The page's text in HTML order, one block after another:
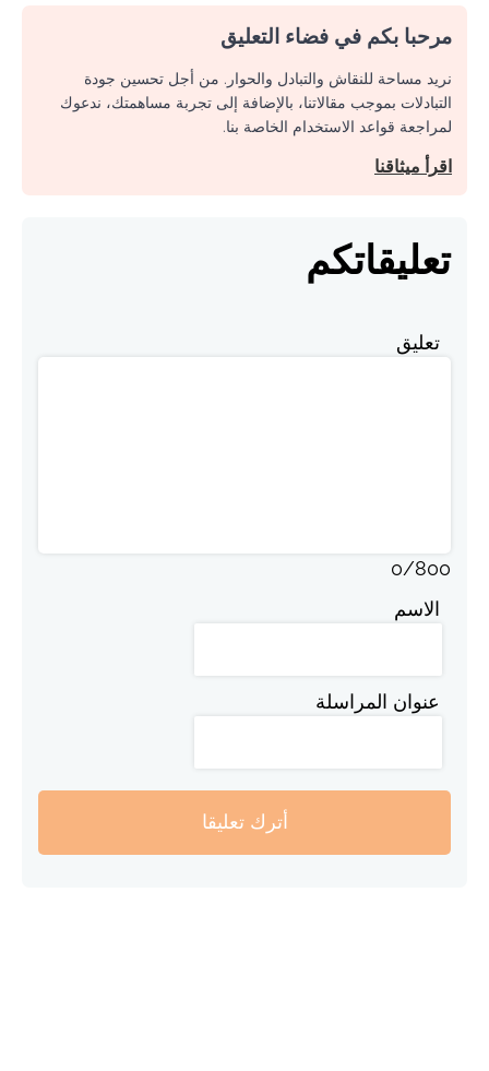
مرحبا بكم في فضاء التعليق
نريد مساحة للنقاش والتبادل والحوار. من أجل تحسين جودة
التبادلات بموجب مقالاتنا، بالإضافة إلى تجربة مساهمتك، ندعوك
لمراجعة قواعد الاستخدام الخاصة بنا.
اقرأ ميثاقنا
تعليقاتكم
تعليق
0/800
الاسم
عنوان المراسلة
أترك تعليقا